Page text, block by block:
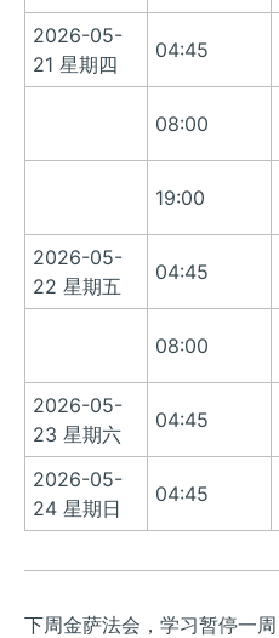
2026-05-
21 星期四
04:45
08:00
19:00
2026-05-
22 星期五
04:45
08:00
2026-05-
23 星期六
04:45
2026-05-
24 星期日
04:45
下周金萨法会，学习暂停一周